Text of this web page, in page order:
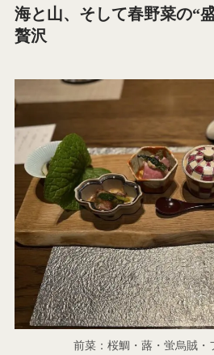
海と山、そして春野菜の“
贅沢
前菜：桜鯛・蕗・蛍烏賊・